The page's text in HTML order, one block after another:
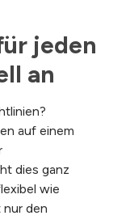
jeden
an
auf einem
dies ganz
wie
den